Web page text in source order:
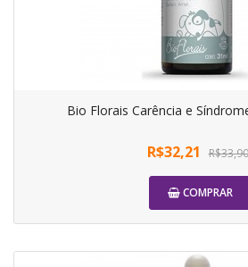
Bio Florais Carência e
R$32,21 R$33,90
COMPRAR